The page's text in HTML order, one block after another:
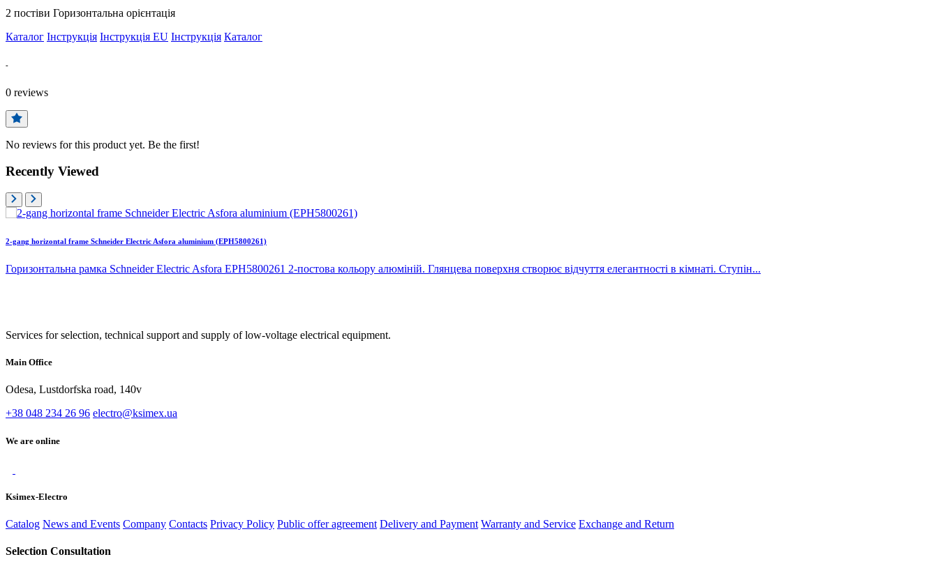
2 постіви Горизонтальна орієнтація
Каталог Інструкція Інструкція EU Інструкція Каталог
-
0 reviews
No reviews for this product yet. Be the first!
Recently Viewed
2-gang horizontal frame Schneider Electric Asfora aluminium (EPH5800261)
Горизонтальна рамка Schneider Electric Asfora EPH5800261 2-постова кольору алюміній. Глянцева поверхня створює відчуття елегантності в кімнаті. Ступін...
Services for selection, technical support and supply of low-voltage electrical equipment.
Main Office
Odesa, Lustdorfska road, 140v
+38 048 234 26 96 electro@ksimex.ua
We are online
Ksimex-Electro
Catalog News and Events Company Contacts Privacy Policy Public offer agreement Delivery and Payment Warranty and Service Exchange and Return
Selection Consultation